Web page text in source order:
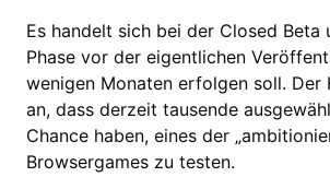
Es handelt sich bei der Closed Beta
Phase vor der eigentlichen
wenigen Monaten erfolgen soll. Der
an, dass derzeit tausende
Chance haben, eines der
Browsergames zu testen.